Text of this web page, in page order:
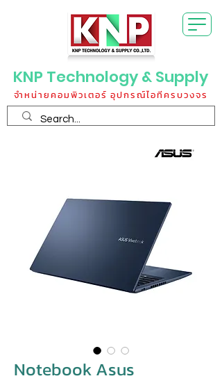
KNP Technology & Supply
จำหน่ายคอมพิวเตอร์ อุปกรณ์ไอทีครบวงจร
Notebook Asus